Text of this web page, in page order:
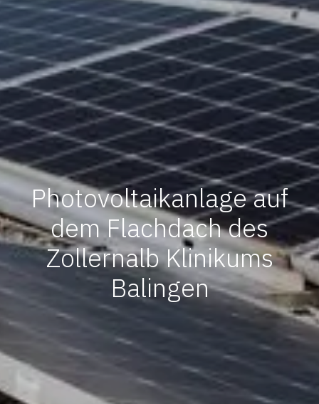
Photovoltaikanlage auf
dem Flachdach des
Zollernalb Klinikums
Balingen